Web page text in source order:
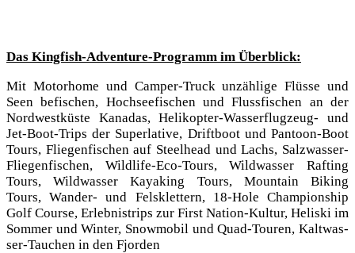
Das King­fi­sh-Adven­ture-Pro­gramm im Überblick:
Mit Motor­home und Cam­per-Truck unzäh­li­ge Flüs­se und
Seen befi­schen, Hoch­see­fi­schen und Fluss­fi­schen an der
Nord­west­küs­te Kana­das, Heli­ko­pter-Was­ser­flug­zeug- und
Jet-Boot-Trips der Super­la­ti­ve, Drift­boot und Pan­toon-Boot
Tours, Flie­gen­fi­schen auf Steel­head und Lachs, Salz­was­ser-
Flie­gen­fi­schen, Wild­life-Eco-Tours, Wild­was­ser Raf­ting
Tours, Wild­was­ser Kay­a­king Tours, Moun­tain Biking
Tours, Wan­der- und Fels­klet­tern, 18-Hole Cham­pi­on­ship
Golf Cour­se, Erleb­nis­trips zur First Nati­on-Kul­tur, Heli­ski im
Som­mer und Win­ter, Snow­mo­bil und Quad-Tou­ren, Kalt­was­
ser-Tau­chen in den Fjorden